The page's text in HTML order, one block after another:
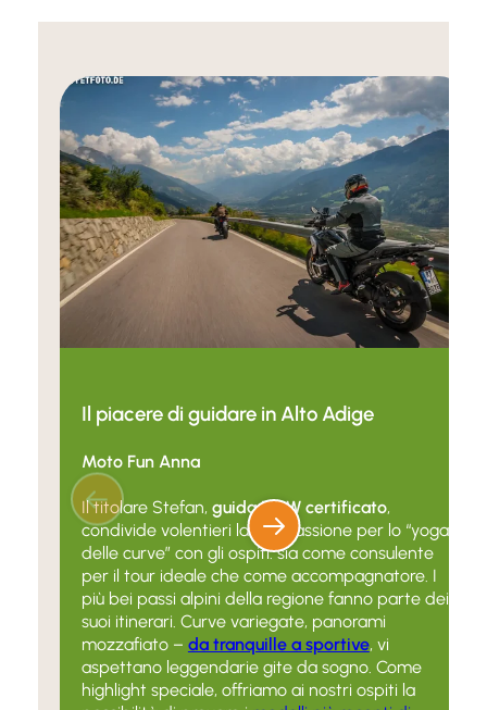
Il piacere di guidare in Alto Adige
Moto Fun Anna
Il titolare Stefan, guida BMW certificato,
condivide volentieri la sua passione per lo “yoga
delle curve” con gli ospiti: sia come consulente
per il tour ideale che come accompagnatore. I
più bei passi alpini della regione fanno parte dei
suoi itinerari. Curve variegate, panorami
mozzafiato – da tranquille a sportive, vi
aspettano leggendarie gite da sogno. Come
highlight speciale, offriamo ai nostri ospiti la